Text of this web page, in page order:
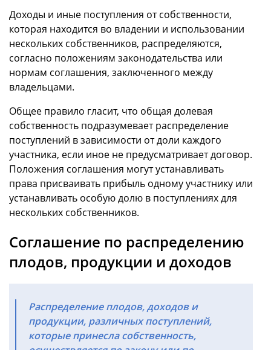
Доходы и иные поступления от собственности,
которая находится во владении и использовании
нескольких собственников, распределяются,
согласно положениям законодательства или
нормам соглашения, заключенного между
владельцами.
Общее правило гласит, что общая долевая
собственность подразумевает распределение
поступлений в зависимости от доли каждого
участника, если иное не предусматривает договор.
Положения соглашения могут устанавливать
права присваивать прибыль одному участнику или
устанавливать особую долю в поступлениях для
нескольких собственников.
Соглашение по распределению
плодов, продукции и доходов
Распределение плодов, доходов и
продукции, различных поступлений,
которые принесла собственность,